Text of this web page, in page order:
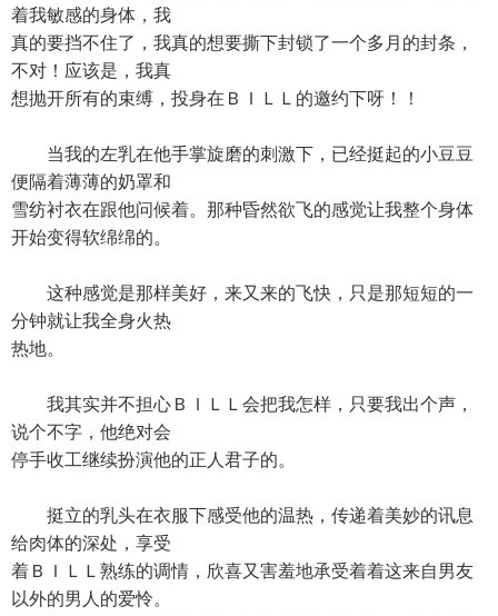
着我敏感的身体，我
真的要挡不住了，我真的想要撕下封锁了一个多月的封条，
不对！应该是，我真
想抛开所有的束缚，投身在ＢＩＬＬ的邀约下呀！！
当我的左乳在他手掌旋磨的刺激下，已经挺起的小豆豆
便隔着薄薄的奶罩和
雪纺衬衣在跟他问候着。那种昏然欲飞的感觉让我整个身体
开始变得软绵绵的。
这种感觉是那样美好，来又来的飞快，只是那短短的一
分钟就让我全身火热
热地。
我其实并不担心ＢＩＬＬ会把我怎样，只要我出个声，
说个不字，他绝对会
停手收工继续扮演他的正人君子的。
挺立的乳头在衣服下感受他的温热，传递着美妙的讯息
给肉体的深处，享受
着ＢＩＬＬ熟练的调情，欣喜又害羞地承受着着这来自男友
以外的男人的爱怜。